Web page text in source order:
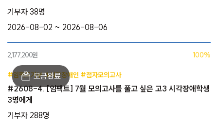
기부자 38명
2026-08-02 ~ 2026-08-06
2,177,200원 100%
#임팩트기부 #시각장애인 #점자모의고사
#2608-4. [임팩트] 7월 모의고사를 풀고 싶은 고3 시각장애학생
3명에게
기부자 288명